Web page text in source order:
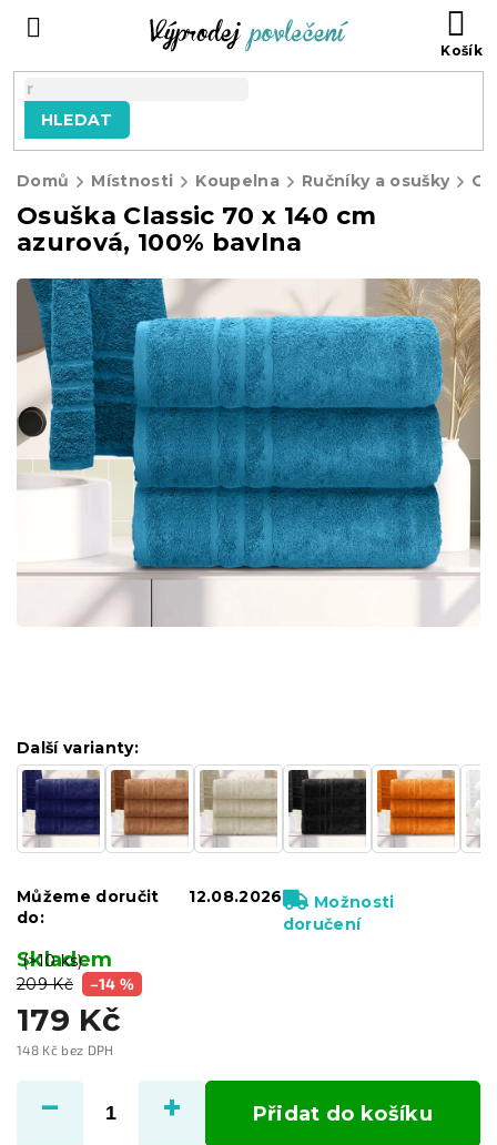
HLEDAT
Domů Místnosti Koupelna Ručníky a osušky
Osuška Classic 70 x 140 cm
azurová, 100% bavlna
209 Kč –14 %
179 Kč
148 Kč bez DPH
cena:
Skladem
(>10 ks)
Další varianty:
Můžeme doručit
do:
12.08.2026
Možnosti
doručení
Přidat do košíku